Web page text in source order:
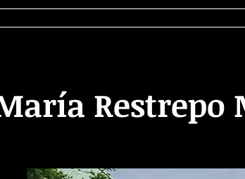
Restrepo